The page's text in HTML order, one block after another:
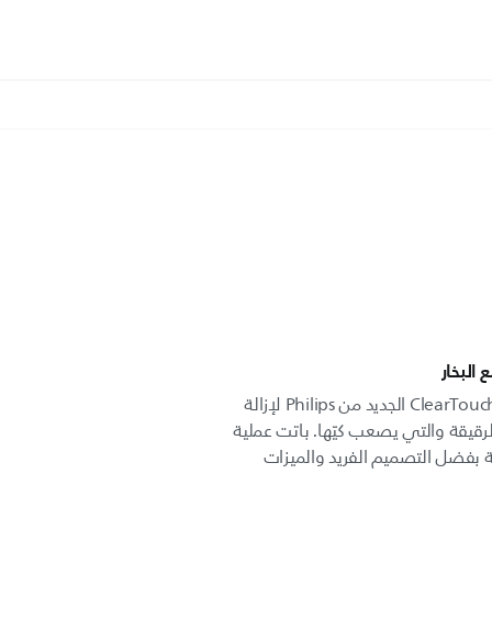
تم تصميم القدر البخاري للملابس ClearTouch الجديد من Philips لإزالة
والتي يصعب كيّها. باتت عملية
بفضل التصميم الفريد والميزات